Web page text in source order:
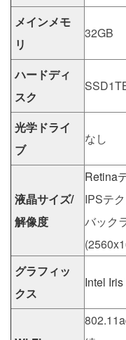
メインメモ
リ
32GB
ハードディ
スク
光学ドライ
ブ
なし
液晶サイズ/
解像度
Retina
IPSテ
バック
グラフィッ
クス
Intel